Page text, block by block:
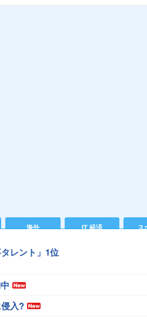
海外 IT 経済 ス
タレント」1位
入?